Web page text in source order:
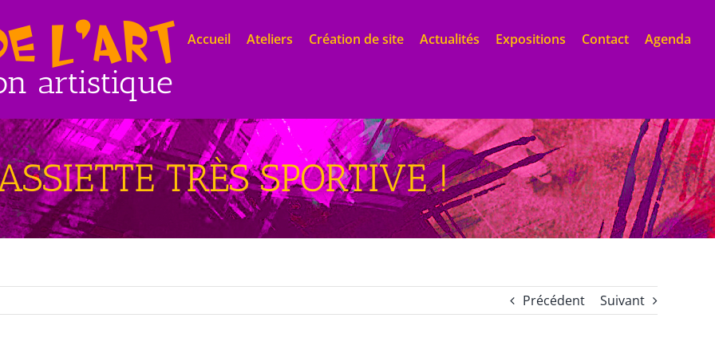
Accueil Ateliers Création de site Actualités Expositions Contact Agenda
TRÈS SPORTIVE !
Précédent Suivant